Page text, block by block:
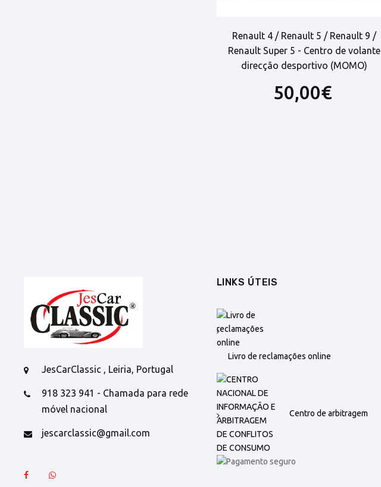
Renault 4 / Renault 5 / Renault 9 /
Renault Super 5 - Centro de volante
direcção desportivo (MOMO)
50,00€
JesCarClassic , Leiria, Portugal
918 323 941 - Chamada para rede
móvel nacional
jescarclassic@gmail.com
LINKS ÚTEIS
Livro de reclamações online
Centro de arbitragem